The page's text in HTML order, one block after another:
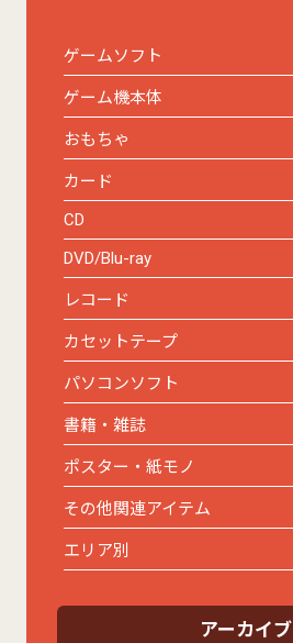
ゲームソフト
ゲーム機本体
おもちゃ
カード
CD
DVD/Blu-ray
レコード
カセットテープ
パソコンソフト
書籍・雑誌
ポスター・紙モノ
その他関連アイテム
エリア別
アーカイブ